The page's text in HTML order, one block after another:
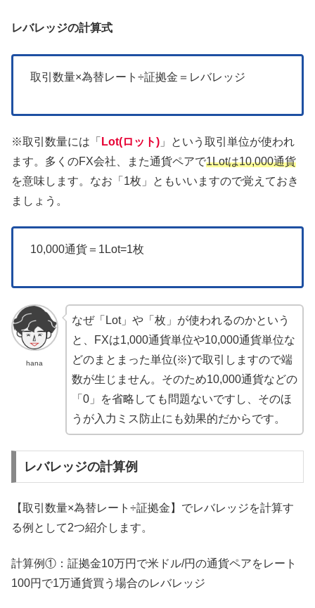
レバレッジの計算式
取引数量×為替レート÷証拠金＝レバレッジ
※取引数量には「 Lot(ロット) 」という取引単位が使われ
ます。多くのFX会社、また通貨ペアで1Lotは10,000通貨
を意味します。なお「1枚」ともいいますので覚えておき
ましょう。
10,000通貨＝1Lot=1枚
hana
なぜ「Lot」や「枚」が使われるのかという
と、FXは1,000通貨単位や10,000通貨単位な
どのまとまった単位(※)で取引しますので端
数が生じません。そのため10,000通貨などの
「0」を省略しても問題ないですし、そのほ
うが入力ミス防止にも効果的だからです。
レバレッジの計算例
【取引数量×為替レート÷証拠金】でレバレッジを計算す
る例として2つ紹介します。
計算例①：証拠金10万円で米ドル/円の通貨ペアをレート
100円で1万通貨買う場合のレバレッジ